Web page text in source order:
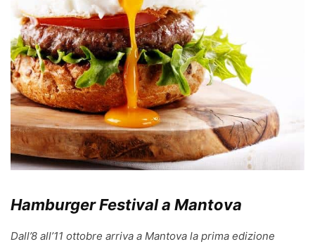
Hamburger Festival a Mantova
Dall’8 all’11 ottobre arriva a Mantova la prima edizione